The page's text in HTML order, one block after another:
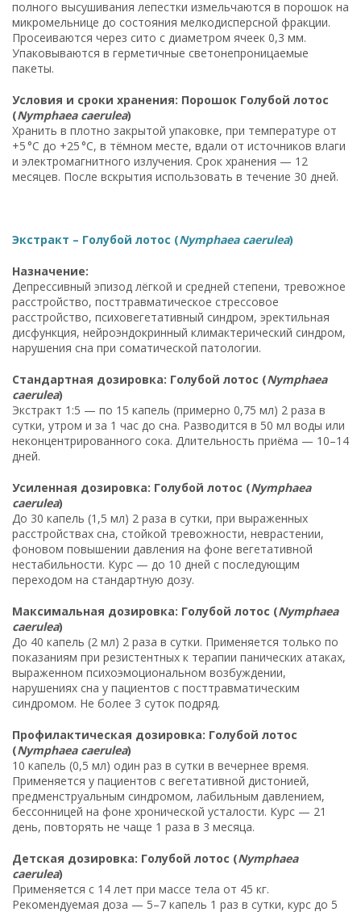
полного высушивания лепестки измельчаются в порошок на
микромельнице до состояния мелкодисперсной фракции.
Просеиваются через сито с диаметром ячеек 0,3 мм.
Упаковываются в герметичные светонепроницаемые
пакеты.
Условия и сроки хранения: Порошок Голубой лотос
(Nymphaea caerulea)
Хранить в плотно закрытой упаковке, при температуре от
+5 °C до +25 °C, в тёмном месте, вдали от источников влаги
и электромагнитного излучения. Срок хранения — 12
месяцев. После вскрытия использовать в течение 30 дней.
Экстракт – Голубой лотос (Nymphaea caerulea)
Назначение:
Депрессивный эпизод лёгкой и средней степени, тревожное
расстройство, посттравматическое стрессовое
расстройство, психовегетативный синдром, эректильная
дисфункция, нейроэндокринный климактерический синдром,
нарушения сна при соматической патологии.
Стандартная дозировка: Голубой лотос (Nymphaea
caerulea)
Экстракт 1:5 — по 15 капель (примерно 0,75 мл) 2 раза в
сутки, утром и за 1 час до сна. Разводится в 50 мл воды или
неконцентрированного сока. Длительность приёма — 10–14
дней.
Усиленная дозировка: Голубой лотос (Nymphaea
caerulea)
До 30 капель (1,5 мл) 2 раза в сутки, при выраженных
расстройствах сна, стойкой тревожности, неврастении,
фоновом повышении давления на фоне вегетативной
нестабильности. Курс — до 10 дней с последующим
переходом на стандартную дозу.
Максимальная дозировка: Голубой лотос (Nymphaea
caerulea)
До 40 капель (2 мл) 2 раза в сутки. Применяется только по
показаниям при резистентных к терапии панических атаках,
выраженном психоэмоциональном возбуждении,
нарушениях сна у пациентов с посттравматическим
синдромом. Не более 3 суток подряд.
Профилактическая дозировка: Голубой лотос
(Nymphaea caerulea)
10 капель (0,5 мл) один раз в сутки в вечернее время.
Применяется у пациентов с вегетативной дистонией,
предменструальным синдромом, лабильным давлением,
бессонницей на фоне хронической усталости. Курс — 21
день, повторять не чаще 1 раза в 3 месяца.
Детская дозировка: Голубой лотос (Nymphaea
caerulea)
Применяется с 14 лет при массе тела от 45 кг.
Рекомендуемая доза — 5–7 капель 1 раз в сутки, курс до 5